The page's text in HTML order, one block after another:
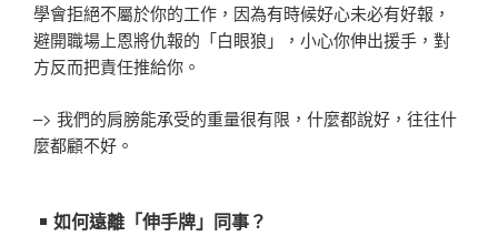
學會拒絕不屬於你的工作，因為有時候好心未必有好報，
避開職場上恩將仇報的「白眼狼」，小心你伸出援手，對
方反而把責任推給你。
–> 我們的肩膀能承受的重量很有限，什麼都說好，往往什
麼都顧不好。
如何遠離「伸手牌」同事？